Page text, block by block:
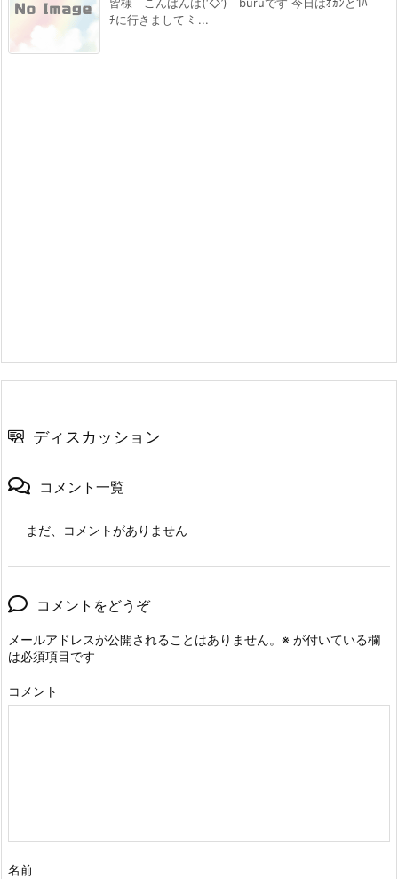
ﾁに行きまして ﾐ ...
ディスカッション
コメント一覧
まだ、コメントがありません
コメントをどうぞ
メールアドレスが公開されることはありません。 ※ が付いている欄
は必須項目です
コメント
名前